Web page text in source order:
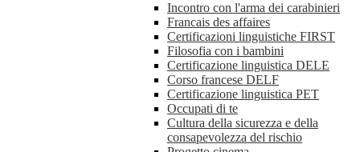
Incontro con l'arma dei carabinieri
Francais des affaires
Certificazioni linguistiche FIRST
Filosofia con i bambini
Certificazione linguistica DELE
Corso francese DELF
Certificazione linguistica PET
Occupati di te
Cultura della sicurezza e della
consapevolezza del rischio